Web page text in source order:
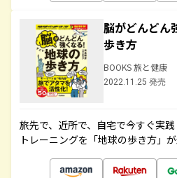
脳がどんどん
歩き方
BOOKS 旅と健康
2022.11.25 発売
旅先で、近所で、自宅で今すぐ実
トレーニングを「地球の歩き方」